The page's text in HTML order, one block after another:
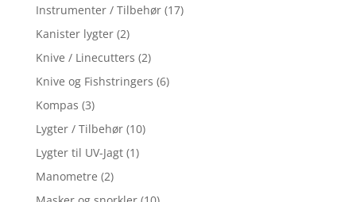
Instrumenter / Tilbehør (17)
Kanister lygter (2)
Knive / Linecutters (2)
Knive og Fishstringers (6)
Kompas (3)
Lygter / Tilbehør (10)
Lygter til UV-Jagt (1)
Manometre (2)